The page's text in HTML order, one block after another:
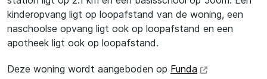
kinderopvang ligt op loopafstand van de woning, een
naschoolse opvang ligt ook op loopafstand en een
apotheek ligt ook op loopafstand.
Deze woning wordt aangeboden op Funda